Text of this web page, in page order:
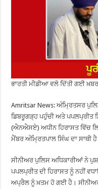
ਭਾਰਤੀ ਮੀਡੀਆ ਵਲੋ ਦਿੱਤੀ ਗਈ
Amritsar News: ਅੰਮ੍ਰਿਤਸਰ
ਡਿਬਰੂਗੜ੍ਹ ਪਹੁੰਚੀ ਅਤੇ ਪਪਲਪ੍ਰੀਤ
(ਐਨਐਸਏ) ਅਧੀਨ ਹਿਰਾਸਤ ਵਿੱਚ
ਮੈਂਬਰ ਅੰਮ੍ਰਿਤਪਾਲ ਸਿੰਘ ਦਾ ਸਾਥੀ
ਸੀਨੀਅਰ ਪੁਲਿਸ ਅਧਿਕਾਰੀਆਂ ਨੇ
ਪਪਲਪ੍ਰੀਤ ਦੀ ਹਿਰਾਸਤ ਨੂੰ ਨਹੀਂ
ਅਪ੍ਰੈਲ ਨੂੰ ਖ਼ਤਮ ਹੋ ਗਈ ਹੈ।